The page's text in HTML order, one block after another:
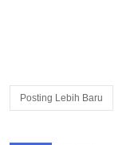
Posting Lebih Baru